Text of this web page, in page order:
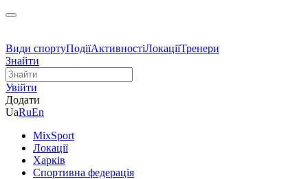
Види спортуПодіїАктивностіЛокаціїТренери
Знайти
Увійти
Додати
UaRuEn
MixSport
Локації
Харків
Спортивна федерація